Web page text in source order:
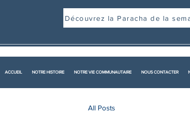
Découvrez la Paracha de la
ACCUEIL NOTRE HISTOIRE NOTRE VIE COMMUNAUTAIRE NOUS CONTACTER
All Posts